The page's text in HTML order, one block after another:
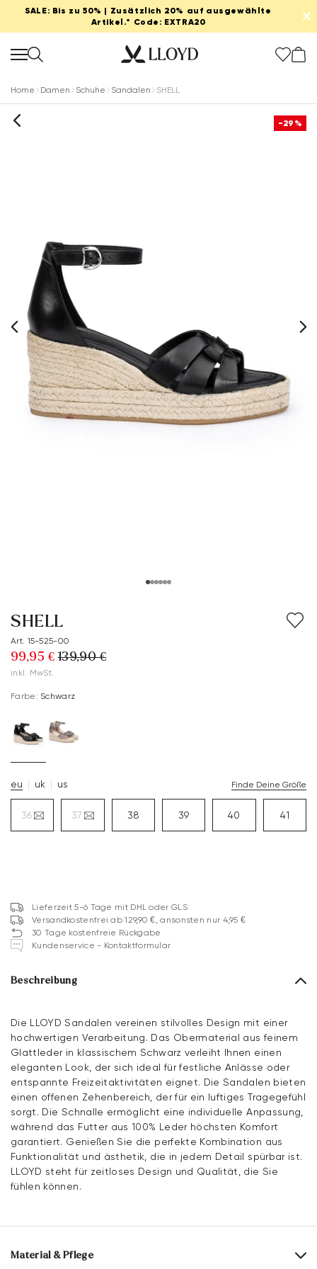
SALE: Bis zu 50% | Zusätzlich 20% auf ausgewählte
Artikel.* Code: EXTRA20
✕
Home Damen Schuhe Sandalen SHELL
-29%
SHELL
Art. 15-525-00
99,95 € 139,90 €
inkl. MwSt.
Farbe: Schwarz
eu uk us Finde Deine Größe
36 37 38 39 40 41
Lieferzeit 5-6 Tage mit DHL oder GLS
Versandkostenfrei ab 129,90 €, ansonsten nur 4,95 €
30 Tage kostenfreie Rückgabe
Kundenservice - Kontaktformular
Beschreibung
Die LLOYD Sandalen vereinen stilvolles Design mit einer
hochwertigen Verarbeitung. Das Obermaterial aus feinem
Glattleder in klassischem Schwarz verleiht Ihnen einen
eleganten Look, der sich ideal für festliche Anlässe oder
entspannte Freizeitaktivitäten eignet. Die Sandalen bieten
einen offenen Zehenbereich, der für ein luftiges Tragegefühl
sorgt. Die Schnalle ermöglicht eine individuelle Anpassung,
während das Futter aus 100% Leder höchsten Komfort
garantiert. Genießen Sie die perfekte Kombination aus
Funktionalität und ästhetik, die in jedem Detail spürbar ist.
LLOYD steht für zeitloses Design und Qualität, die Sie
fühlen können.
Material & Pflege